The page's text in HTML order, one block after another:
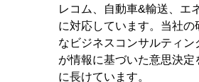
レコム、自動車&輸送、エ
に対応しています。当社
なビジネスコンサルティ
が情報に基づいた意思決
に長けています。